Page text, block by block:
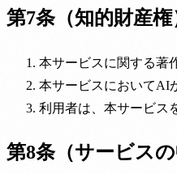
第7条（知的財産権
本サービスに関する著
本サービスにおいてAI
利用者は、本サービス
第8条（サービスの